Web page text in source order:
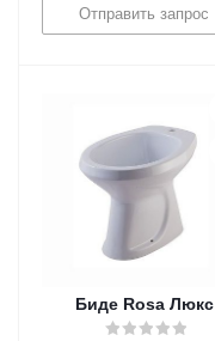
Отправить запрос
Биде Rosa Люкс